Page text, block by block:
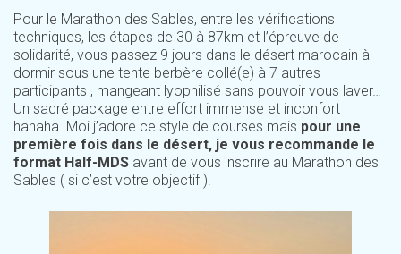
Pour le Marathon des Sables, entre les vérifications
techniques, les étapes de 30 à 87km et l’épreuve de
solidarité, vous passez 9 jours dans le désert marocain à
dormir sous une tente berbère collé(e) à 7 autres
participants , mangeant lyophilisé sans pouvoir vous laver…
Un sacré package entre effort immense et inconfort
hahaha. Moi j’adore ce style de courses mais pour une
première fois dans le désert, je vous recommande le
format Half-MDS avant de vous inscrire au Marathon des
Sables ( si c’est votre objectif ).